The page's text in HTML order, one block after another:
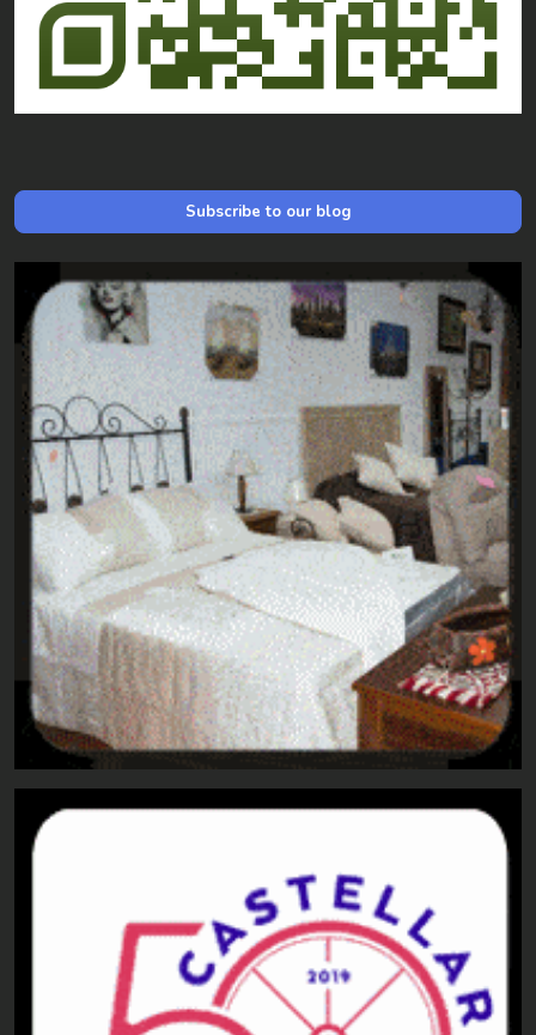
Subscribe to our blog